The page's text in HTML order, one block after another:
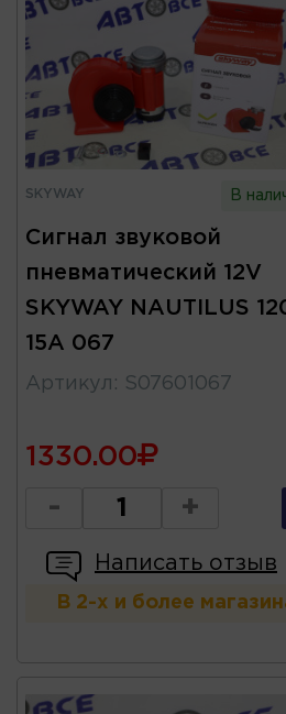
SKYWAY В
Сигнал звуковой
пневматический 12V
SKYWAY NAUTILUS
15А 067
Артикул : S07601067
1330.00
- +
Написать отзыв
В 2-х и более